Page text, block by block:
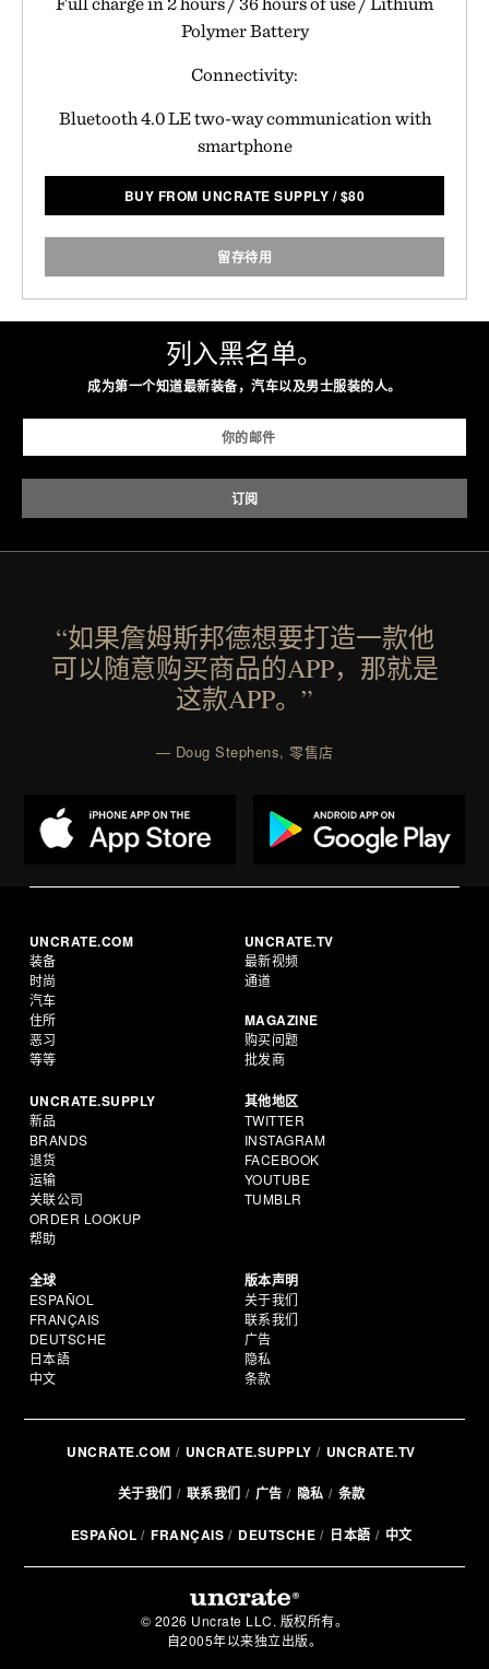
Polymer Battery
Connectivity:
Bluetooth 4.0 LE two-way communication with
smartphone
BUY FROM UNCRATE SUPPLY /$80
留存待用
列入黑名单。
成为第一个知道最新装备，汽车以及男士服装的人。
“如果詹姆斯邦德想要打造一款他
可以随意购买商品的APP，那就是
这款APP。”
— Doug Stephens, 零售店
UNCRATE.COM
装备
时尚
汽车
住所
恶习
等等
UNCRATE.TV
最新视频
通道
MAGAZINE
购买问题
批发商
UNCRATE.SUPPLY
新品
BRANDS
退货
运输
关联公司
ORDER LOOKUP
帮助
其他地区
TWITTER
INSTAGRAM
FACEBOOK
YOUTUBE
TUMBLR
全球
ESPAÑOL
FRANÇAIS
DEUTSCHE
日本語
中文
版本声明
关于我们
联系我们
广告
隐私
条款
UNCRATE.COM UNCRATE.SUPPLY UNCRATE.TV
关于我们 联系我们 广告 隐私 条款
ESPAÑOL FRANÇAIS DEUTSCHE 日本語 中文
© 2026 Uncrate LLC. 版权所有。
自2005年以来独立出版。